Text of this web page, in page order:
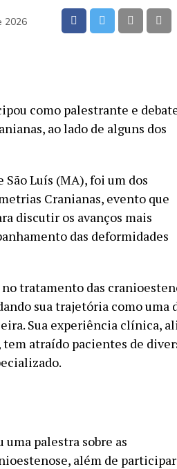
2026
como palestrante e
ao lado de alguns dos
Luís (MA), foi um dos
Cranianas, evento que
discutir os avanços mais
das deformidades
tratamento das
sua trajetória como uma
Sua experiência clínica,
atraído pacientes de
palestra sobre as
além de